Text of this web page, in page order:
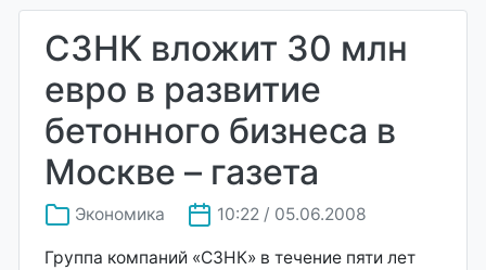
СЗНК вложит 30 млн
евро в развитие
бетонного бизнеса в
Москве – газета
Экономика 10:22 / 05.06.2008
Группа компаний «СЗНК» в течение пяти лет